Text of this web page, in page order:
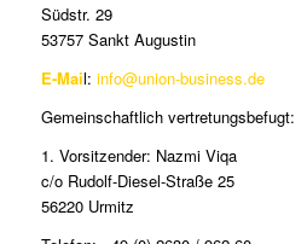
Südstr. 29
53757 Sankt Augustin
E-Mail: info@union-business.de
Gemeinschaftlich vertretungsbefugt:
1. Vorsitzender: Nazmi Viqa
c/o Rudolf-Diesel-Straße 25
56220 Urmitz